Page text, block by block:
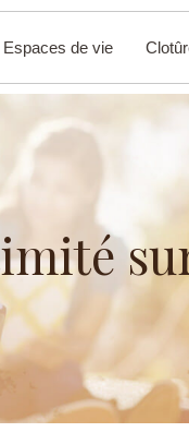
de vie